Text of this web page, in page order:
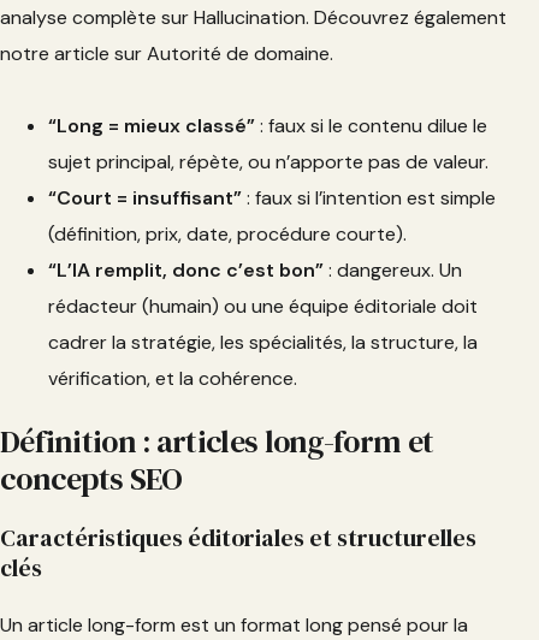
analyse complète sur Hallucination. Découvrez également
notre article sur Autorité de domaine.
“Long = mieux classé”: faux si le contenu dilue le
sujet principal, répète, ou n’apporte pas de valeur.
“Court = insuffisant”: faux si l’intention est simple
(définition, prix, date, procédure courte).
“L’IA remplit, donc c’est bon”: dangereux. Un
rédacteur (humain) ou une équipe éditoriale doit
cadrer la stratégie, les spécialités, la structure, la
vérification, et la cohérence.
Définition : articles long-form et
concepts SEO
Caractéristiques éditoriales et structurelles
clés
Un article long-form est un format long pensé pour la